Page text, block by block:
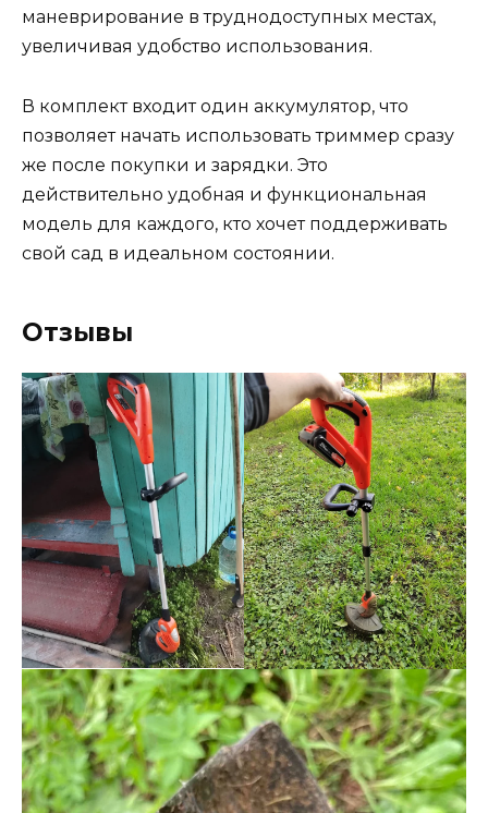
маневрирование в труднодоступных местах,
увеличивая удобство использования.
В комплект входит один аккумулятор, что
позволяет начать использовать триммер сразу
же после покупки и зарядки. Это
действительно удобная и функциональная
модель для каждого, кто хочет поддерживать
свой сад в идеальном состоянии.
Отзывы